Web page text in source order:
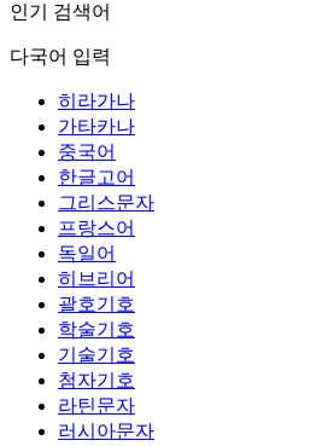
인기 검색어
다국어 입력
히라가나
가타카나
중국어
한글고어
그리스문자
프랑스어
독일어
히브리어
괄호기호
학술기호
기술기호
첨자기호
라틴문자
러시아문자